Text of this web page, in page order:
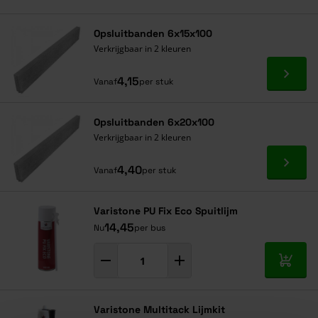
Opsluitbanden 6x15x100
Verkrijgbaar in 2 kleuren
Vanaf4,15per stuk Ga
Opsluitbanden 6x20x100
Verkrijgbaar in 2 kleuren
Vanaf4,40per stuk Ga
Varistone PU Fix Eco Spuitlijm
Nu14,45per bus
In
Varistone Multitack Lijmkit